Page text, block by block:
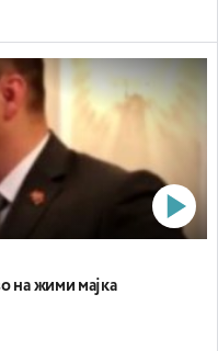
на жими мајка